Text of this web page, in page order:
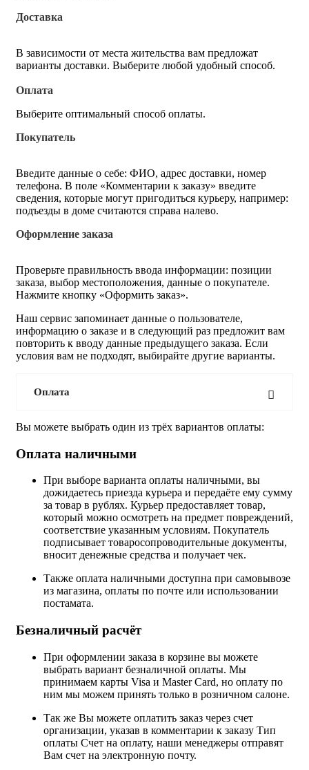
Доставка
В зависимости от места жительства вам предложат
варианты доставки. Выберите любой удобный способ.
Оплата
Выберите оптимальный способ оплаты.
Покупатель
Введите данные о себе: ФИО, адрес доставки, номер
телефона. В поле «Комментарии к заказу» введите
сведения, которые могут пригодиться курьеру, например:
подъезды в доме считаются справа налево.
Оформление заказа
Проверьте правильность ввода информации: позиции
заказа, выбор местоположения, данные о покупателе.
Нажмите кнопку «Оформить заказ».
Наш сервис запоминает данные о пользователе,
информацию о заказе и в следующий раз предложит вам
повторить к вводу данные предыдущего заказа. Если
условия вам не подходят, выбирайте другие варианты.
Оплата
Вы можете выбрать один из трёх вариантов оплаты:
Оплата наличными
При выборе варианта оплаты наличными, вы
дожидаетесь приезда курьера и передаёте ему сумму
за товар в рублях. Курьер предоставляет товар,
который можно осмотреть на предмет повреждений,
соответствие указанным условиям. Покупатель
подписывает товаросопроводительные документы,
вносит денежные средства и получает чек.
Также оплата наличными доступна при самовывозе
из магазина, оплаты по почте или использовании
постамата.
Безналичный расчёт
При оформлении заказа в корзине вы можете
выбрать вариант безналичной оплаты. Мы
принимаем карты Visa и Master Card, но оплату по
ним мы можем принять только в розничном салоне.
Так же Вы можете оплатить заказ через счет
организации, указав в комментарии к заказу Тип
оплаты Счет на оплату, наши менеджеры отправят
Вам счет на электронную почту.